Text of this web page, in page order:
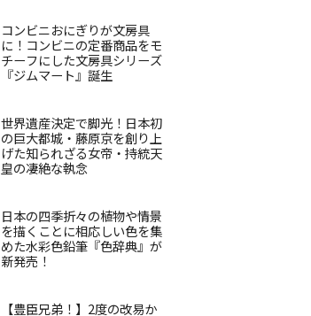
コンビニおにぎりが文房具
に！コンビニの定番商品をモ
チーフにした文房具シリーズ
『ジムマート』誕生
世界遺産決定で脚光！日本初
の巨大都城・藤原京を創り上
げた知られざる女帝・持統天
皇の凄絶な執念
日本の四季折々の植物や情景
を描くことに相応しい色を集
めた水彩色鉛筆『色辞典』が
新発売！
【豊臣兄弟！】2度の改易か